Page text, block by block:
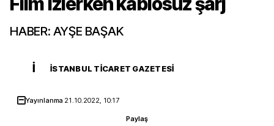
HABER: AYŞE BAŞAK
İ İSTANBUL TICARET GAZETESI
Yayınlanma 21.10.2022, 10:17
Paylaş